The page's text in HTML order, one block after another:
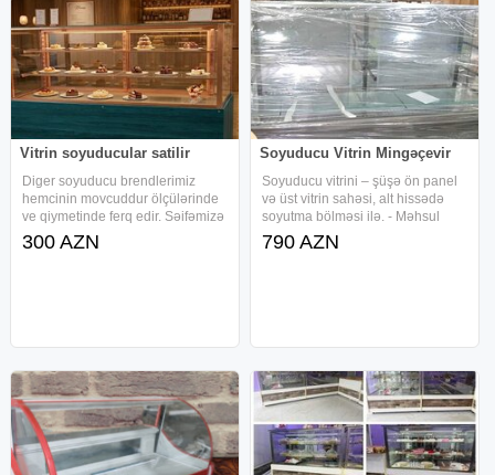
Vitrin soyuducular satilir
Diger soyuducu brendlerimiz
hemcinin movcuddur ölçülərinde
ve qiymetinde ferq edir. Səifəmizə
daxil olub ətraflı baxa bilərsiz
Təzədirler say coxdur Çatdırılması
300 AZN
Soyuducu Vitrin Mingəçevir
Soyuducu vitrini – şüşə ön panel
və üst vitrin sahəsi, alt hissədə
soyutma bölməsi ilə. - Məhsul
növü: Qida vitrin soyuducusu
(kafe, restoran, şirniyyat evi,
790 AZN